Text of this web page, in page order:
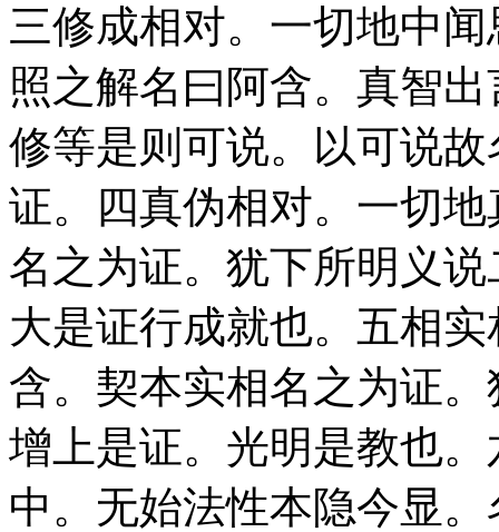
三修成相对。一切地中
照之解名曰阿含。真智
修等是则可说。以可说
证。四真伪相对。一切
名之为证。犹下所明义
大是证行成就也。五相
含。契本实相名之为证
增上是证。光明是教也
中。无始法性本隐今显